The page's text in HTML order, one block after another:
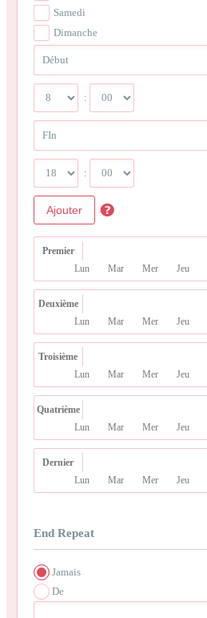
Samedi
Dimanche
:
:
Ajouter
Premier
Lun
Mar Mer Jeu
Deuxième
Lun
Mar Mer Jeu
Troisième
Lun
Mar Mer Jeu
Quatrième
Lun
Mar Mer Jeu
Dernier
Lun
Mar Mer Jeu
End Repeat
Jamais
De